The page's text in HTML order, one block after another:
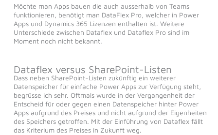
Möchte man Apps bauen die auch ausserhalb von Teams
funktionieren, benötigt man DataFlex Pro, welcher in Power
Apps und Dynamics 365 Lizenzen enthalten ist. Weitere
Unterschiede zwischen Dataflex und Dataflex Pro sind im
Moment noch nicht bekannt.
Dataflex versus SharePoint-Listen
Dass neben SharePoint-Listen zukünftig ein weiterer
Datenspeicher für einfache Power Apps zur Verfügung steht,
begrüsse ich sehr. Oftmals wurde in der Vergangenheit der
Entscheid für oder gegen einen Datenspeicher hinter Power
Apps aufgrund des Preises und nicht aufgrund der Eigenheiten
des Speichers getroffen. Mit der Einführung von Dataflex fällt
das Kriterium des Preises in Zukunft weg.